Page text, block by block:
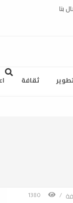
بنا
ثقافة
/